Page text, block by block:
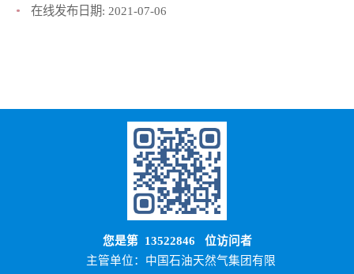
在线发布日期: 2021-07-06
您是第 13522846 位访问者
主管单位：中国石油天然气集团有限